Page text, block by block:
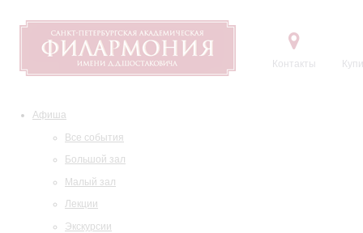
Контакты
Афиша
Все события
Большой зал
Малый зал
Лекции
Экскурсии